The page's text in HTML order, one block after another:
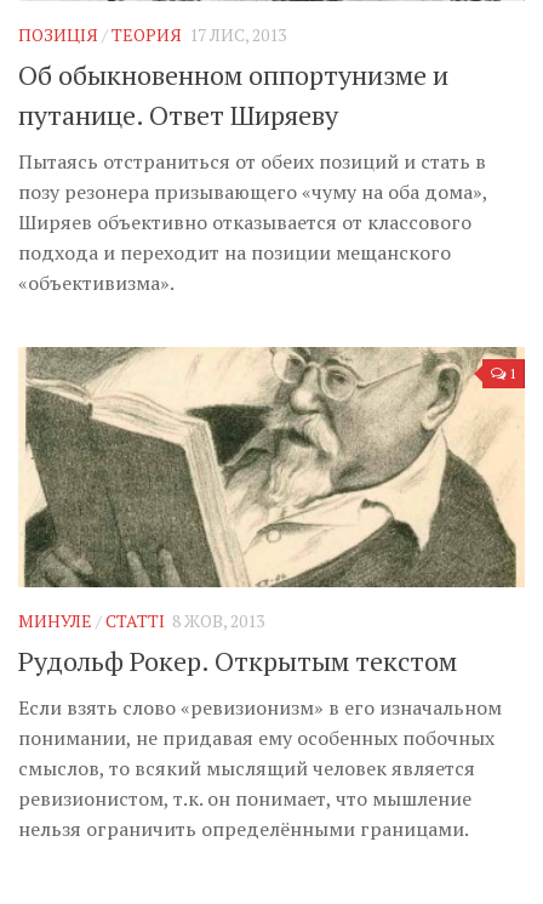
ПОЗИЦІЯ /ТЕОРИЯ 17 ЛИС, 2013
Об обыкновенном оппортунизме и
путанице. Ответ Ширяеву
Пытаясь отстраниться от обеих позиций и стать в
позу резонера призывающего «чуму на оба дома»,
Ширяев объективно отказывается от классового
подхода и переходит на позиции мещанского
«объективизма».
1
МИНУЛЕ /СТАТТІ 8 ЖОВ, 2013
Рудольф Рокер. Открытым текстом
Если взять слово «ревизионизм» в его изначальном
понимании, не придавая ему особенных побочных
смыслов, то всякий мыслящий человек является
ревизионистом, т.к. он понимает, что мышление
нельзя ограничить определёнными границами.